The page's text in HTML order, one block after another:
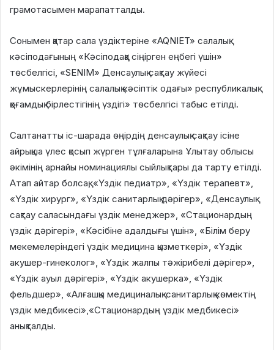
грамотасымен марапатталды.
Сонымен қатар сала үздіктеріне «AQNIET» салалық
кәсіподағының «Кәсіподаққа сіңірген еңбегі үшін»
төсбелгісі, «SENIM» Денсаулық сақтау жүйесі
жұмыскерлерінің салалық кәсіптік одағы» республикалық
қоғамдық бірлестігінің үздігі» төсбелгісі табыс етілді.
Салтанатты іс-шарада өңірдің денсаулық сақтау ісіне
айрықша үлес қосып жүрген тұлғаларына Ұлытау облысы
әкімінің арнайы номинациялы сыйлықтары да тарту етілді.
Атап айтар болсақ, «Үздік педиатр», «Үздік терапевт»,
«Үздік хирург», «Үздік санитарлық дәрігер», «Денсаулық
сақтау саласындағы үздік менеджер», «Стационардың
үздік дәрігері», «Кәсібіне адалдығы үшін», «Білім беру
мекемелеріндегі үздік медицина қызметкері», «Үздік
акушер-гинеколог», «Үздік жалпы тәжірибелі дәрігер»,
«Үздік ауыл дәрігері», «Үздік акушерка», «Үздік
фельдшер», «Алғашқы медициналық-санитарлық көмектің
үздік медбикесі»,«Стационардың үздік медбикесі»
анықталды.